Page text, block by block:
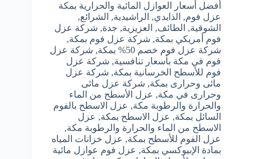
أفضل أسعار العوازل المائية والحرارية بمكة
عزل فوم, الذايدي, الراشيدية, الشرائع,
الشوقية, الطائف, العزيزية, جدة, شركة عزل
فوم أمريكي بمكة, شركة عزل فوم بمكة,
شركة عزل فوم خصم 50% بمكة
, شركة عزل
فوم في مكة بأسعار تنافسية, شركة عزل
فوم للأسطح الخرسانية بمكة, شركة عزل
مائى وحرارى بمكة, شركة عزل مائى
وحرارى في مكة, عزل الأسطح من الماء
والحرارة والرطوبة مكة, عزل الاسطح بالفوم
السائل بمكة, عزل الاسطح بمكة, عزل
الاسطح من الماء والحرارة والرطوبة مكة,
عزل الفوم للأسطح بمكة, عزل خزانات المياه
بمادة الإبيوكسي بمكة, عزل فوم عوازل مائية